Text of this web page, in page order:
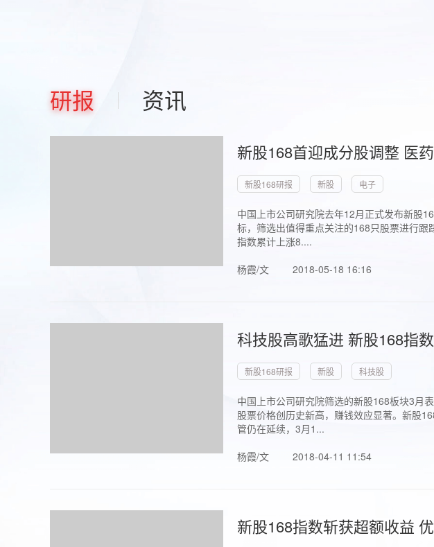
研报 资讯
新股168首迎成分股调整 医
新股168研报 新股 电子
中国上市公司研究院去年12月正式发布新股
标，筛选出值得重点关注的168只股票进行
指数累计上涨8....
杨霞/文
2018-05-18 16:16
科技股高歌猛进 新股168指
新股168研报 新股 科技股
中国上市公司研究院筛选的新股168板块3月
股票价格创历史新高，赚钱效应显著。新股
管仍在延续，3月1...
杨霞/文
2018-04-11 11:54
新股168指数斩获超额收益